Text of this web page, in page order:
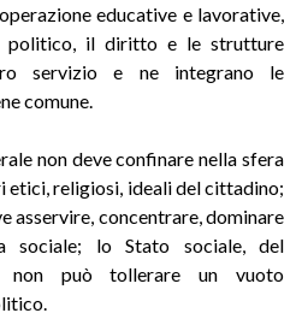
educative e lavorative,
politico, il diritto e le strutture
servizio e ne integrano le
comune.
non deve confinare nella sfera
etici, religiosi, ideali del cittadino;
asservire, concentrare, dominare
sociale; lo Stato sociale, del
non può tollerare un vuoto